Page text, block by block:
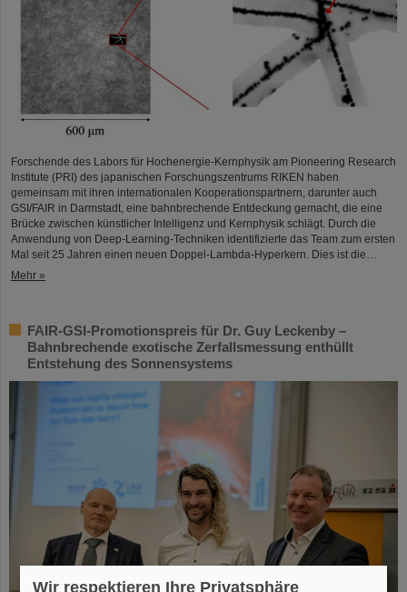
Forschende des Labors für Hochenergie-Kernphysik am Pioneering Research
Institute (PRI) des japanischen Forschungszentrums RIKEN haben
gemeinsam mit ihren internationalen Kooperationspartnern, darunter auch
GSI/FAIR in Darmstadt, eine bahnbrechende Entdeckung gemacht, die eine
Brücke zwischen künstlicher Intelligenz und Kernphysik schlägt. Durch die
Anwendung von Deep-Learning-Techniken identifizierte das Team zum ersten
Mal seit 25 Jahren einen neuen Doppel-Lambda-Hyperkern. Dies ist die…
Mehr »
FAIR-GSI-Promotionspreis für Dr. Guy Leckenby –
Bahnbrechende exotische Zerfallsmessung enthüllt
Entstehung des Sonnensystems
Wir respektieren Ihre Privatsphäre